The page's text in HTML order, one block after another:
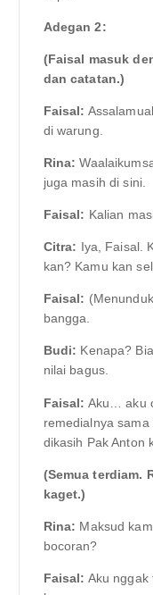
Adegan 2:
(Faisal masuk
dan catatan.)
Faisal:
di warung.
Rina:
juga masih di sini.
Faisal: Kalian
Citra: Iya, Faisal.
kan? Kamu kan
Faisal:
bangga.
Budi: Kenapa?
nilai bagus.
Faisal: Aku… aku
remedialnya
dikasih Pak Anton
(Semua terdiam.
kaget.)
Rina: Maksud
bocoran?
Faisal: Aku nggak